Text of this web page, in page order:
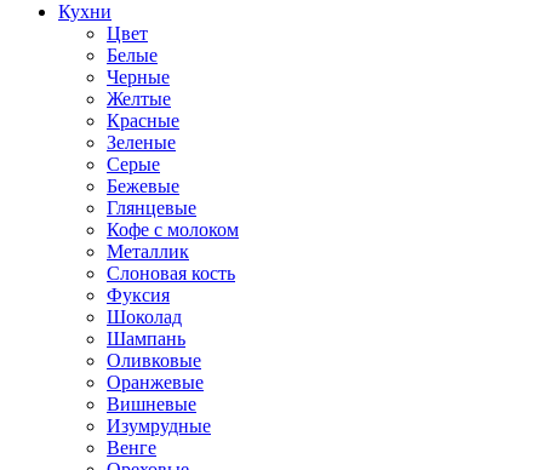
Кухни
Цвет
Белые
Черные
Желтые
Красные
Зеленые
Серые
Бежевые
Глянцевые
Кофе с молоком
Металлик
Слоновая кость
Фуксия
Шоколад
Шампань
Оливковые
Оранжевые
Вишневые
Изумрудные
Венге